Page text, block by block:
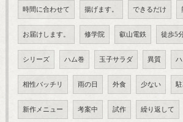
時間に合わせて 揚げます。 できるだけ
お届けします。 修学院 叡山電鉄 徒歩5
シリーズ ハム巻 玉子サラダ 異質
相性バッチリ 雨の日 外食 少ない
新作メニュー 考案中 試作 繰り返して